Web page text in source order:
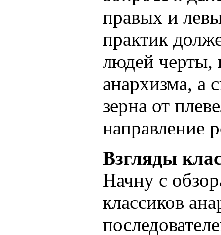
правых и
практик
людей черты,
анархизма, а
зерна от
направление
Взгляды
Начну с
классиков